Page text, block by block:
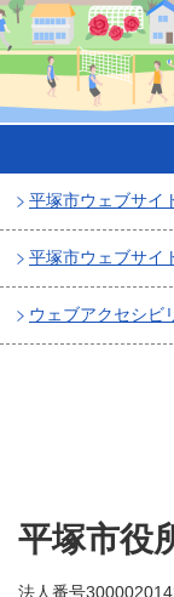
平塚市ウェブサイ
平塚市ウェブサイ
ウェブアクセシビ
平塚市役
法人番号